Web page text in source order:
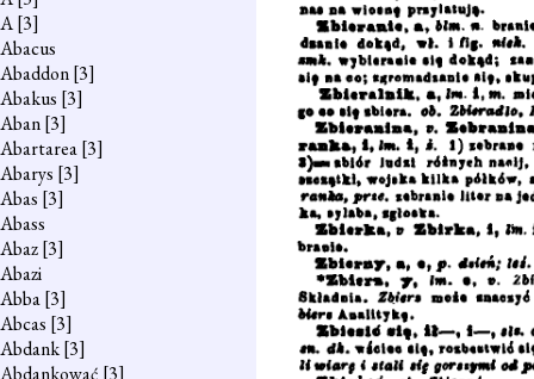
A[3]
Abacus
Abaddon[3]
Abakus [3]
Aban[3]
Abartarea[3]
Abarys [3]
Abas [3]
Abass
Abaz[3]
Abazi
Abba[3]
Abcas [3]
Abdank[3]
Abdankować [3]